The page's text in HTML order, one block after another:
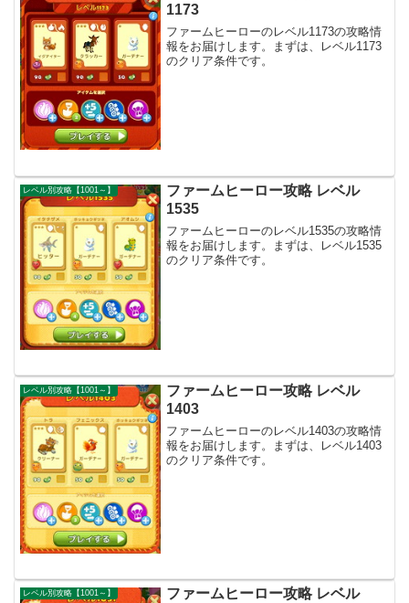
1173
ファームヒーローのレベル1173の攻略情
報をお届けします。まずは、レベル1173
のクリア条件です。
レベル別攻略【1001～】
ファームヒーロー攻略 レベル
1535
ファームヒーローのレベル1535の攻略情
報をお届けします。まずは、レベル1535
のクリア条件です。
レベル別攻略【1001～】
ファームヒーロー攻略 レベル
1403
ファームヒーローのレベル1403の攻略情
報をお届けします。まずは、レベル1403
のクリア条件です。
レベル別攻略【1001～】
ファームヒーロー攻略 レベル